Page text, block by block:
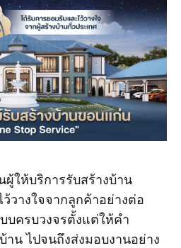
ผู้ให้บริการรับสร้างบ้าน
วางใจจากลูกค้าอย่างต่อ
บครบวงจรตั้งแต่ให้คำ
าน ไปจนถึงส่งมอบงานอย่าง